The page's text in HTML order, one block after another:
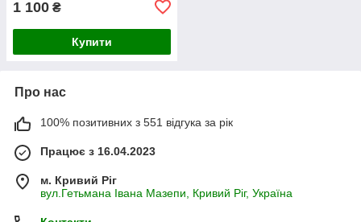
1 100 ₴
Купити
Про нас
100% позитивних з 551 відгука за рік
Працює з 16.04.2023
м. Кривий Ріг
вул.Гетьмана Івана Мазепи, Кривий Ріг, Україна